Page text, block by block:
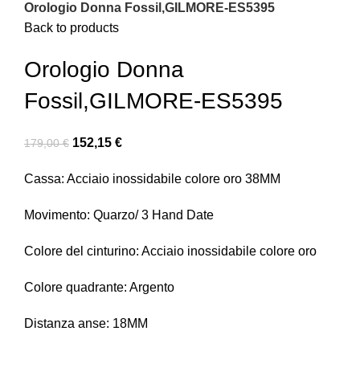
Orologio Donna Fossil,GILMORE-ES5395
Back to products
Orologio Donna
Fossil,GILMORE-ES5395
179,00€ 152,15 €
Cassa: Acciaio inossidabile colore oro 38MM
Movimento: Quarzo/ 3 Hand Date
Colore del cinturino: Acciaio inossidabile colore oro
Colore quadrante: Argento
Distanza anse: 18MM